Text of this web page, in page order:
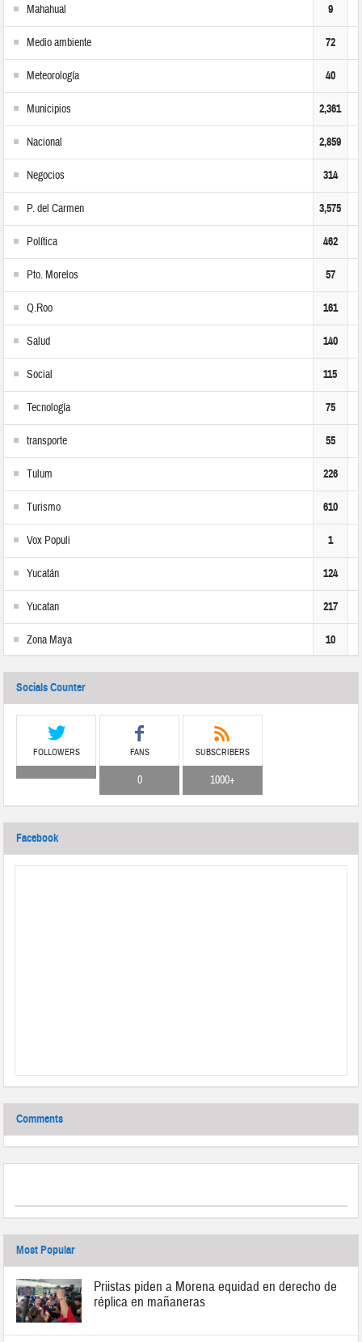
Mahahual 9
Medio ambiente 72
Meteorología 40
Municipios 2,361
Nacional 2,859
Negocios 314
P. del Carmen 3,575
Política 462
Pto. Morelos 57
Q.Roo 161
Salud 140
Social 115
Tecnología 75
transporte 55
Tulum 226
Turismo 610
Vox Populi 1
Yucatán 124
Yucatan 217
Zona Maya 10
Socials Counter
FOLLOWERS FANS
0
SUBSCRIBERS
1000+
Facebook
Comments
Most Popular
Priistas piden a Morena equidad en derecho de
réplica en mañaneras